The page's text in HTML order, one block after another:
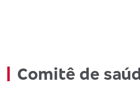
Comitê de